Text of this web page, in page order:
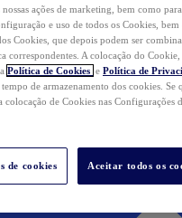
ações de marketing, bem como
e uso de todos os Cookies,
Cookies, que depois podem ser
correspondentes. A colocação do
Política de Cookies e Política de
de armazenamento dos cookies. Se
de Cookies nas Configurações
de cookies Aceitar todos os